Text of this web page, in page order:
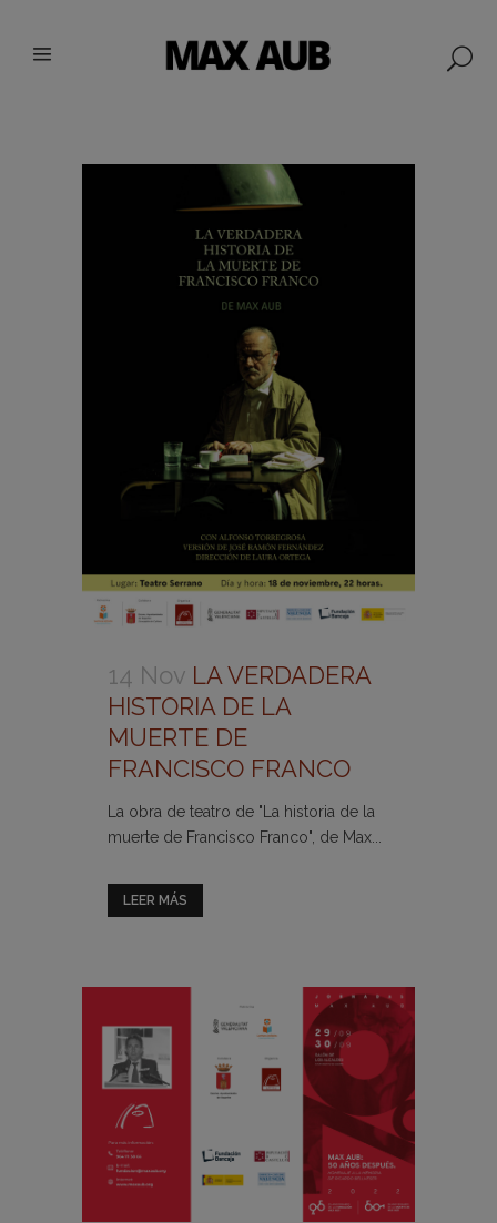
14 Nov LA VERDADERA
HISTORIA DE LA
MUERTE DE
FRANCISCO FRANCO
La obra de teatro de "La historia de la
muerte de Francisco Franco", de Max...
LEER MÁS